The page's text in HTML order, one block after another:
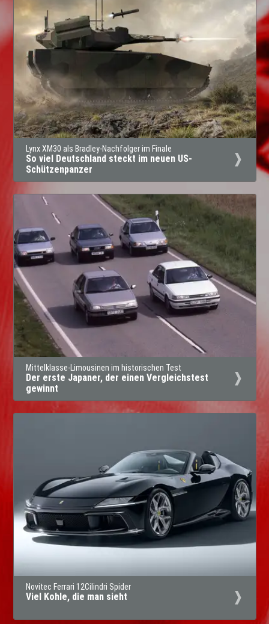
Lynx XM30 als Bradley-Nachfolger im Finale
So viel Deutschland steckt im neuen US-
Schützenpanzer
Mittelklasse-Limousinen im historischen Test
Der erste Japaner, der einen Vergleichstest
gewinnt
Novitec Ferrari 12Cilindri Spider
Viel Kohle, die man sieht